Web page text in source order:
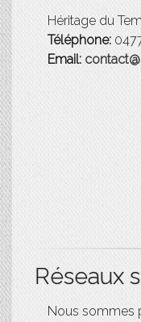
Héritage du
Téléphone:
Email:
Réseaux
Nous sommes